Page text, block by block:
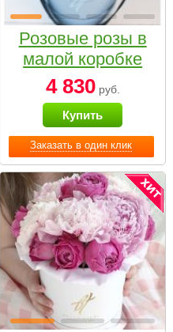
Заказать в один клик
Розовые розы в
малой коробке
4 830руб.
Купить